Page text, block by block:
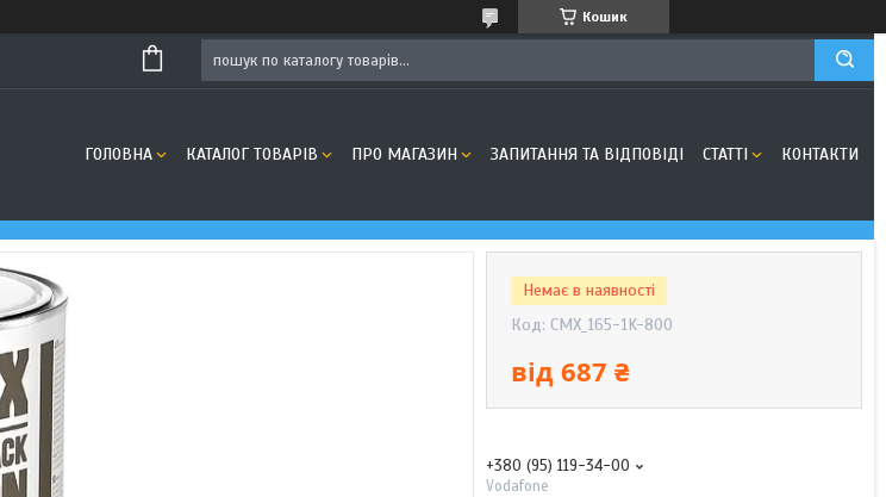
Кошик
ГОЛОВНА КАТАЛОГ ТОВАРІВ ПРО МАГАЗИН ЗАПИТАННЯ ТА ВІДПОВІДІ СТАТТІ КОНТАКТИ
Немає в наявності
Код: CMX_165-1K-800
від 687 ₴
+380 (95) 119-34-00
Vodafone